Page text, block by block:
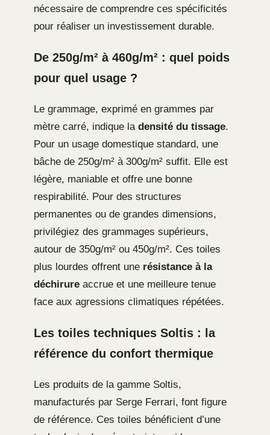
nécessaire de comprendre ces spécificités
pour réaliser un investissement durable.
De 250g/m² à 460g/m² : quel poids
pour quel usage ?
Le grammage, exprimé en grammes par
mètre carré, indique la densité du tissage.
Pour un usage domestique standard, une
bâche de 250g/m² à 300g/m² suffit. Elle est
légère, maniable et offre une bonne
respirabilité. Pour des structures
permanentes ou de grandes dimensions,
privilégiez des grammages supérieurs,
autour de 350g/m² ou 450g/m². Ces toiles
plus lourdes offrent une résistance à la
déchirure accrue et une meilleure tenue
face aux agressions climatiques répétées.
Les toiles techniques Soltis : la
référence du confort thermique
Les produits de la gamme Soltis,
manufacturés par Serge Ferrari, font figure
de référence. Ces toiles bénéficient d’une